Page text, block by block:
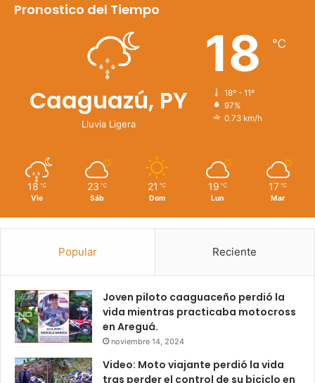
Pronostico del Tiempo
Caaguazú, PY
Lluvia Ligera
18 ℃
18º - 11º
97%
0.73 km/h
18 ℃
Vie
23 ℃
Sáb
21 ℃
Dom
19 ℃
Lun
17 ℃
Mar
Popular Reciente
Joven piloto caaguaceño perdió la
vida mientras practicaba motocross
en Areguá.
noviembre 14, 2024
Video: Moto viajante perdió la vida
tras perder el control de su biciclo en